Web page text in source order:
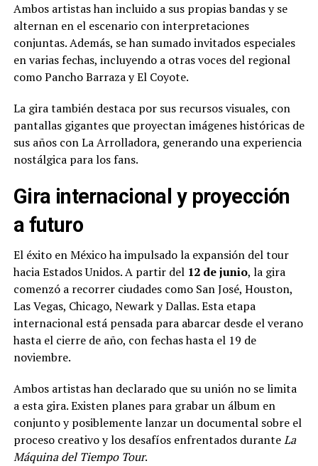
Ambos artistas han incluido a sus propias bandas y se
alternan en el escenario con interpretaciones
conjuntas. Además, se han sumado invitados especiales
en varias fechas, incluyendo a otras voces del regional
como Pancho Barraza y El Coyote.
La gira también destaca por sus recursos visuales, con
pantallas gigantes que proyectan imágenes históricas de
sus años con La Arrolladora, generando una experiencia
nostálgica para los fans.
Gira internacional y proyección
a futuro
El éxito en México ha impulsado la expansión del tour
hacia Estados Unidos. A partir del 12 de junio, la gira
comenzó a recorrer ciudades como San José, Houston,
Las Vegas, Chicago, Newark y Dallas. Esta etapa
internacional está pensada para abarcar desde el verano
hasta el cierre de año, con fechas hasta el 19 de
noviembre.
Ambos artistas han declarado que su unión no se limita
a esta gira. Existen planes para grabar un álbum en
conjunto y posiblemente lanzar un documental sobre el
proceso creativo y los desafíos enfrentados duranteLa
Máquina del Tiempo Tour.